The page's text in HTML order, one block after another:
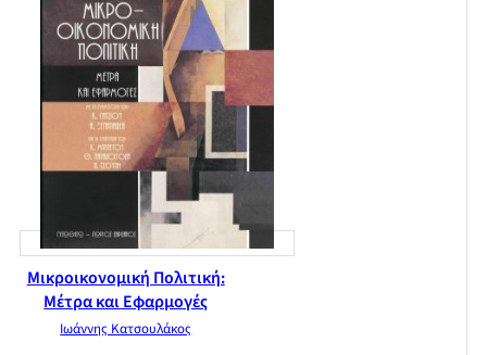
Μικροικονομική Πολιτική:
Μέτρα και Εφαρμογές
Ιωάννης Κατσουλάκος